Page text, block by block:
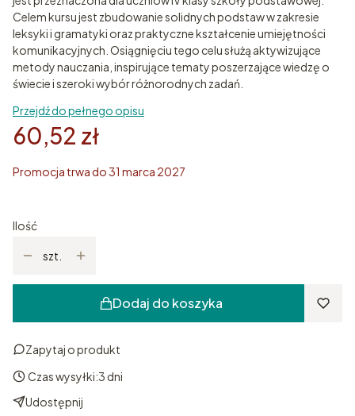
Celem kursu jest zbudowanie solidnych podstaw w zakresie
leksyki i gramatyki oraz praktyczne kształcenie umiejętności
komunikacyjnych. Osiągnięciu tego celu służą aktywizujące
metody nauczania, inspirujące tematy poszerzające wiedzę o
świecie i szeroki wybór różnorodnych zadań.
Przejdź do pełnego opisu
60,52 zł
Promocja trwa do 31 marca 2027
Ilość
szt.
Dodaj do koszyka
Zapytaj o produkt
Czas wysyłki:3 dni
Udostępnij